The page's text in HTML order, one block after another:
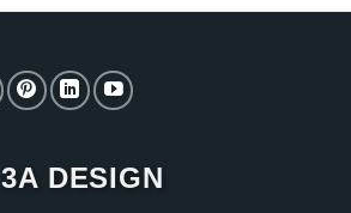
3A DESIGN